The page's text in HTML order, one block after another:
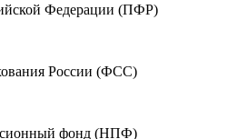
Федерации (ПФР)
России (ФСС)
фонд (НПФ)